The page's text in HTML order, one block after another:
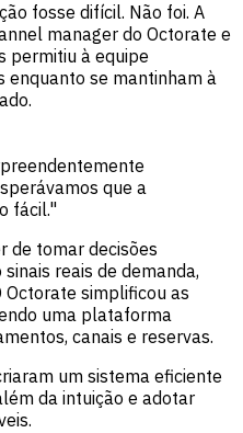
fosse difícil. Não foi. A
manager do Octorate e
permitiu à equipe
enquanto se mantinham à
que a
fácil."
de tomar decisões
reais de demanda,
Octorate simplificou as
uma plataforma
canais e reservas.
um sistema eficiente
da intuição e adotar